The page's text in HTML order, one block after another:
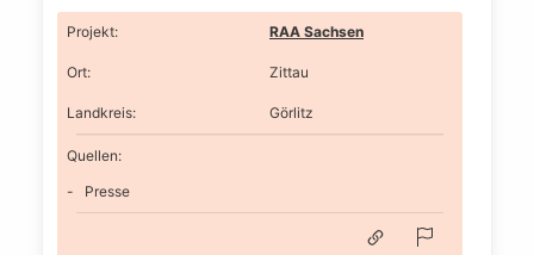
Projekt: RAA Sachsen
Ort: Zittau
Landkreis: Görlitz
Quellen:
Presse